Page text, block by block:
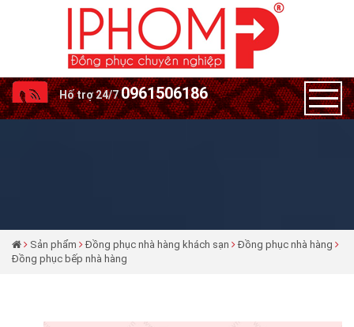
Hố trợ 24/70961506186
Sản phẩm Đồng phục nhà hàng khách sạn
Đồng phục nhà hàng
Đồng phục bếp nhà hàng